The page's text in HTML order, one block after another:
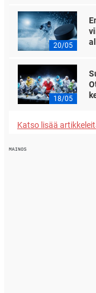
20/05
18/05
Katso lisää
MAINOS